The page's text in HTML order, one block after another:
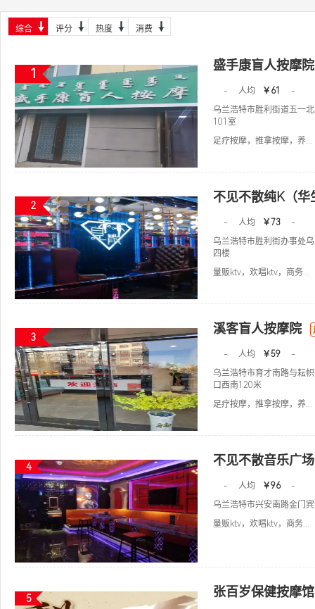
综合 评分 热度 消费
1
盛手康盲人按摩院
- 人均 ￥61
-
乌兰浩特市胜利街道五一
101室
足疗按摩，推拿按摩，养...
2
不见不散纯K（华
- 人均 ￥73
-
乌兰浩特市胜利街办事处
四楼
量贩ktv，欢唱ktv，商务...
3
溪客盲人按摩院
- 人均 ￥59
-
乌兰浩特市育才南路与耘
口西南120米
足疗按摩，推拿按摩，养...
4 不见不散音乐广场
- 人均 ￥96
-
乌兰浩特市兴安南路金门
量贩ktv，欢唱ktv，商务...
5 张百岁保健按摩馆